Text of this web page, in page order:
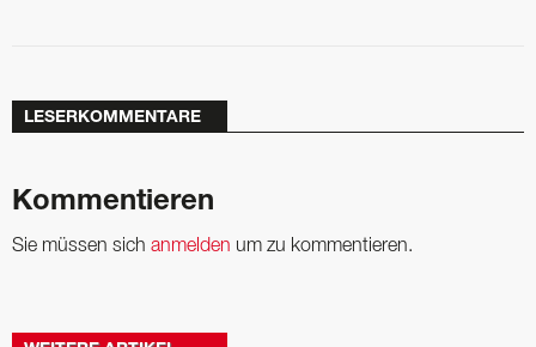
LESERKOMMENTARE
Kommentieren
Sie müssen sich anmelden um zu kommentieren.